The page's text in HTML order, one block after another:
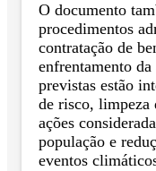
O documento
procedimentos
contratação de
enfrentamento
previstas estão
de risco, limpeza
ações
população e
eventos